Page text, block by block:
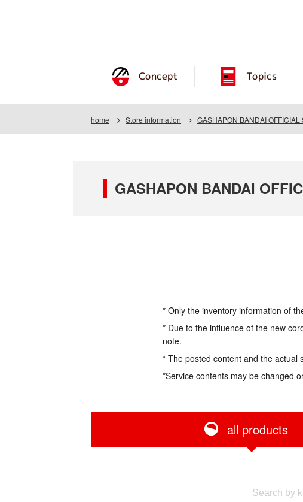
Concept Topics
home Store information GASHAPON BANDAI OFFICIAL
GASHAPON BANDAI
* Only the inventory information of
* Due to the influence of the new
note.
* The posted content and the actual
*Service contents may be changed
all products